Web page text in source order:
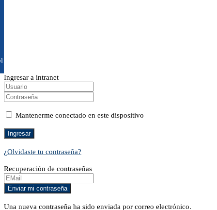
Ingresar a intranet
Mantenerme conectado en este dispositivo
¿Olvidaste tu contraseña?
Recuperación de contraseñas
Una nueva contraseña ha sido enviada por correo electrónico.